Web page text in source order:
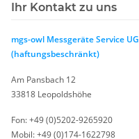
Ihr Kontakt zu uns
mgs-owl Messgeräte Service UG
(haftungsbeschränkt)
Am Pansbach 12
33818 Leopoldshöhe
Fon: +49 (0)5202-9265920
Mobil: +49 (0)174-1622798